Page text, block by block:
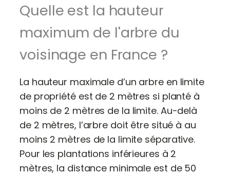
Quelle est la hauteur
maximum de l'arbre du
voisinage en France ?
La hauteur maximale d’un arbre en limite
de propriété est de 2 mètres si planté à
moins de 2 mètres de la limite. Au-delà
de 2 mètres, l’arbre doit être situé à au
moins 2 mètres de la limite séparative.
Pour les plantations inférieures à 2
mètres, la distance minimale est de 50